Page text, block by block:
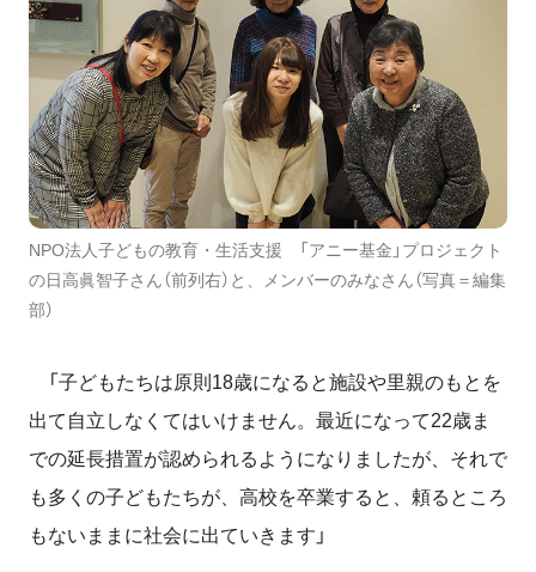
NPO法人子どもの教育・生活支援 「アニー基金」プロジェクト
の日高眞智子さん（前列右）と、メンバーのみなさん（写真＝編集
部）
「子どもたちは原則18歳になると施設や里親のもとを
出て自立しなくてはいけません。最近になって22歳ま
での延長措置が認められるようになりましたが、それで
も多くの子どもたちが、高校を卒業すると、頼るところ
もないままに社会に出ていきます」